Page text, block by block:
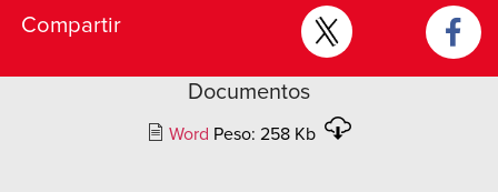
Compartir
Documentos
Word Peso: 258 Kb